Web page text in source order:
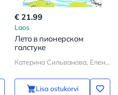
€ 21.99
Laos
Лето в пионерском
галстуке
Катерина Сильванова, Елена Малисова
Lisa ostukorvi